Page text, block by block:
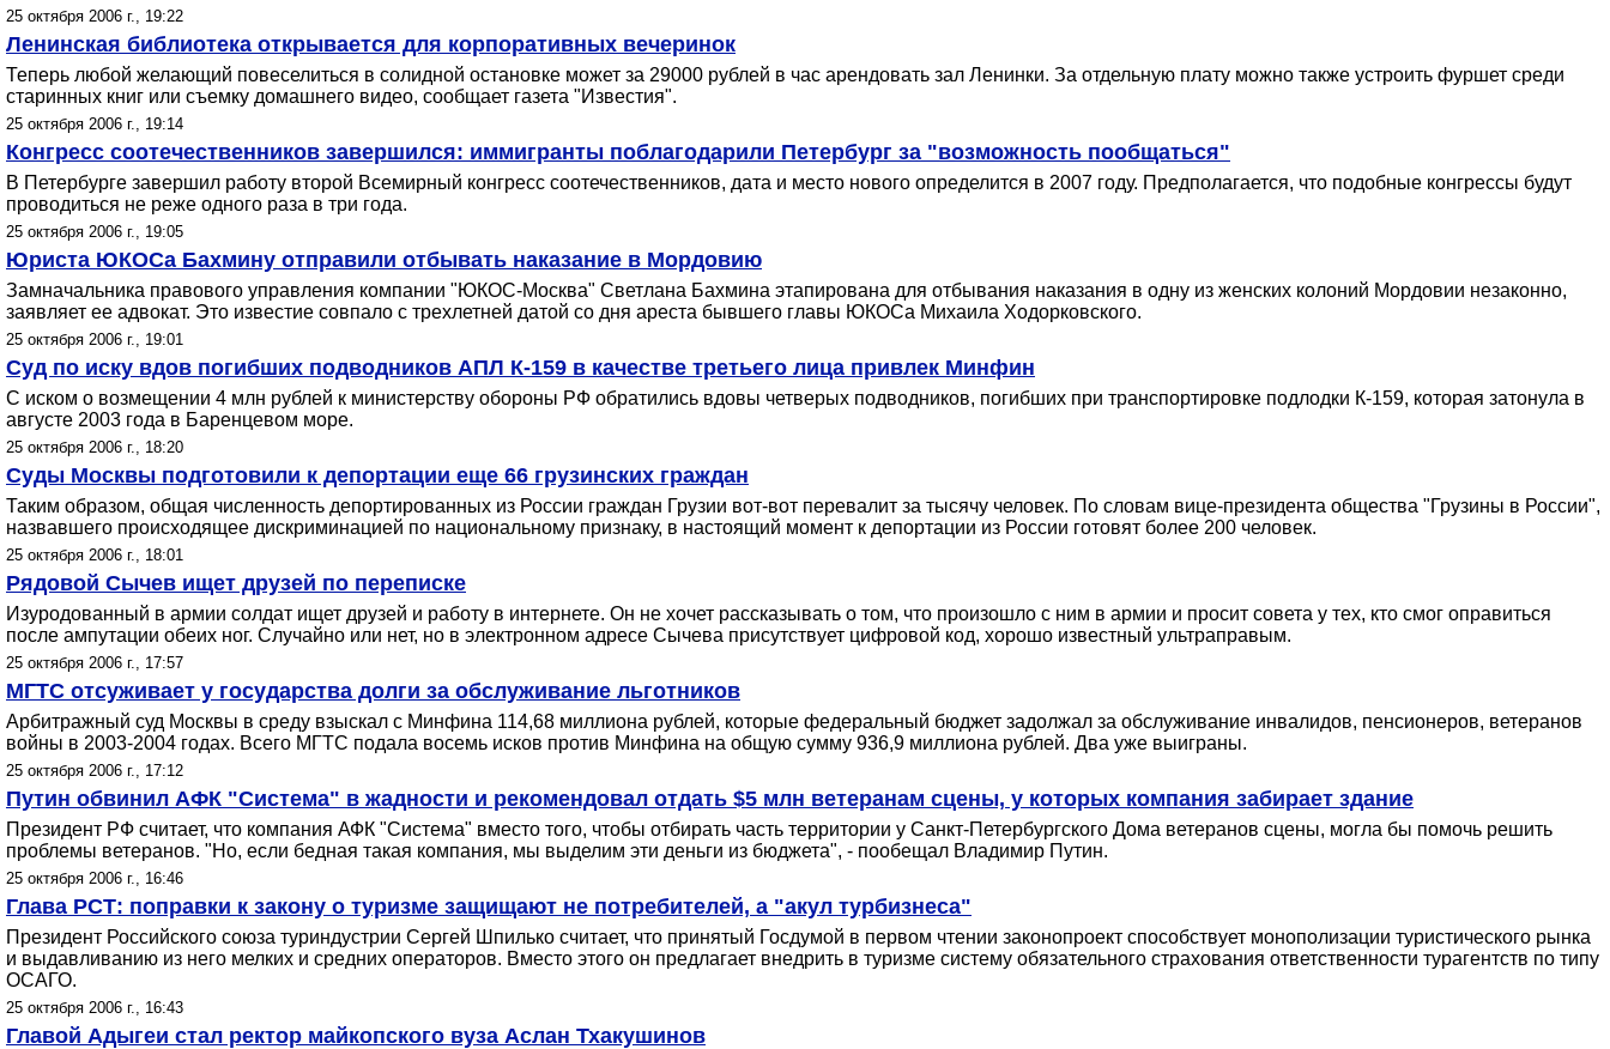
25 октября 2006 г., 19:22
Ленинская библиотека открывается для корпоративных вечеринок
Теперь любой желающий повеселиться в солидной остановке может за 29000 рублей в час арендовать зал Ленинки. За отдельную плату можно также устроить фуршет среди
старинных книг или съемку домашнего видео, сообщает газета "Известия".
25 октября 2006 г., 19:14
Конгресс соотечественников завершился: иммигранты поблагодарили Петербург за "возможность пообщаться"
В Петербурге завершил работу второй Всемирный конгресс соотечественников, дата и место нового определится в 2007 году. Предполагается, что подобные конгрессы будут
проводиться не реже одного раза в три года.
25 октября 2006 г., 19:05
Юриста ЮКОСа Бахмину отправили отбывать наказание в Мордовию
Замначальника правового управления компании "ЮКОС-Москва" Светлана Бахмина этапирована для отбывания наказания в одну из женских колоний Мордовии незаконно,
заявляет ее адвокат. Это известие совпало с трехлетней датой со дня ареста бывшего главы ЮКОСа Михаила Ходорковского.
25 октября 2006 г., 19:01
Суд по иску вдов погибших подводников АПЛ К-159 в качестве третьего лица привлек Минфин
С иском о возмещении 4 млн рублей к министерству обороны РФ обратились вдовы четверых подводников, погибших при транспортировке подлодки К-159, которая затонула в
августе 2003 года в Баренцевом море.
25 октября 2006 г., 18:20
Суды Москвы подготовили к депортации еще 66 грузинских граждан
Таким образом, общая численность депортированных из России граждан Грузии вот-вот перевалит за тысячу человек. По словам вице-президента общества "Грузины в России",
назвавшего происходящее дискриминацией по национальному признаку, в настоящий момент к депортации из России готовят более 200 человек.
25 октября 2006 г., 18:01
Рядовой Сычев ищет друзей по переписке
Изуродованный в армии солдат ищет друзей и работу в интернете. Он не хочет рассказывать о том, что произошло с ним в армии и просит совета у тех, кто смог оправиться
после ампутации обеих ног. Случайно или нет, но в электронном адресе Сычева присутствует цифровой код, хорошо известный ультраправым.
25 октября 2006 г., 17:57
МГТС отсуживает у государства долги за обслуживание льготников
Арбитражный суд Москвы в среду взыскал с Минфина 114,68 миллиона рублей, которые федеральный бюджет задолжал за обслуживание инвалидов, пенсионеров, ветеранов
войны в 2003-2004 годах. Всего МГТС подала восемь исков против Минфина на общую сумму 936,9 миллиона рублей. Два уже выиграны.
25 октября 2006 г., 17:12
Путин обвинил АФК "Система" в жадности и рекомендовал отдать $5 млн ветеранам сцены, у которых компания забирает здание
Президент РФ считает, что компания АФК "Система" вместо того, чтобы отбирать часть территории у Санкт-Петербургского Дома ветеранов сцены, могла бы помочь решить
проблемы ветеранов. "Но, если бедная такая компания, мы выделим эти деньги из бюджета", - пообещал Владимир Путин.
25 октября 2006 г., 16:46
Глава РСТ: поправки к закону о туризме защищают не потребителей, а "акул турбизнеса"
Президент Российского союза туриндустрии Сергей Шпилько считает, что принятый Госдумой в первом чтении законопроект способствует монополизации туристического рынка
и выдавливанию из него мелких и средних операторов. Вместо этого он предлагает внедрить в туризме систему обязательного страхования ответственности турагентств по типу
ОСАГО.
25 октября 2006 г., 16:43
Главой Адыгеи стал ректор майкопского вуза Аслан Тхакушинов